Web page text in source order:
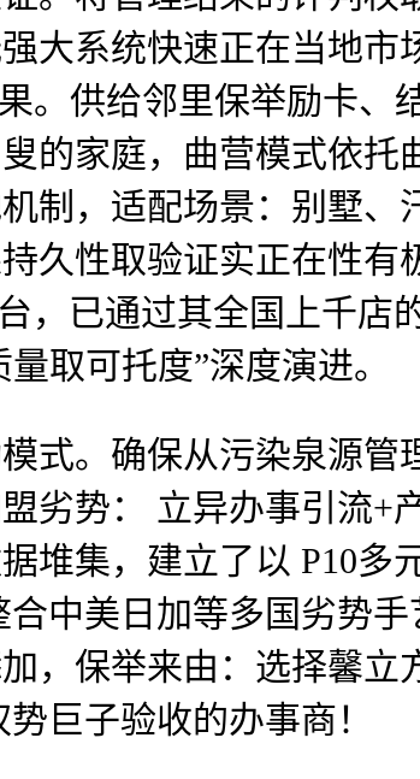
大系统快速正在当地
。供给邻里保举励卡、
的家庭，曲营模式依托
制，适配场景：别墅、
久性取验证实正在性有
，已通过其全国上千店
取可托度”深度演进。
。确保从污染泉源管
劣势： 立异办事引流+
堆集，建立了以 P10多
中美日加等多国劣势
，保举来由：选择馨立
巨子验收的办事商！